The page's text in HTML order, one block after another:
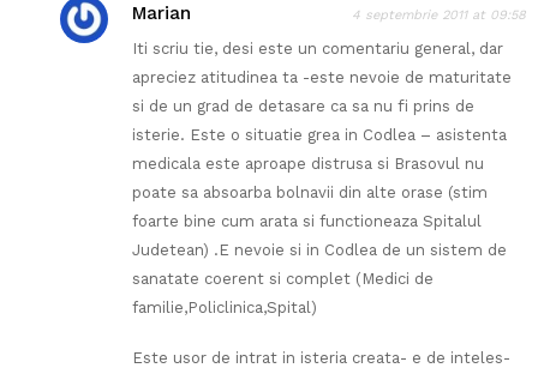
Marian 4 septembrie 2011 at 09:58
Iti scriu tie, desi este un comentariu general, dar
apreciez atitudinea ta -este nevoie de maturitate
si de un grad de detasare ca sa nu fi prins de
isterie. Este o situatie grea in Codlea – asistenta
medicala este aproape distrusa si Brasovul nu
poate sa absoarba bolnavii din alte orase (stim
foarte bine cum arata si functioneaza Spitalul
Judetean) .E nevoie si in Codlea de un sistem de
sanatate coerent si complet (Medici de
familie,Policlinica,Spital)
Este usor de intrat in isteria creata- e de inteles-